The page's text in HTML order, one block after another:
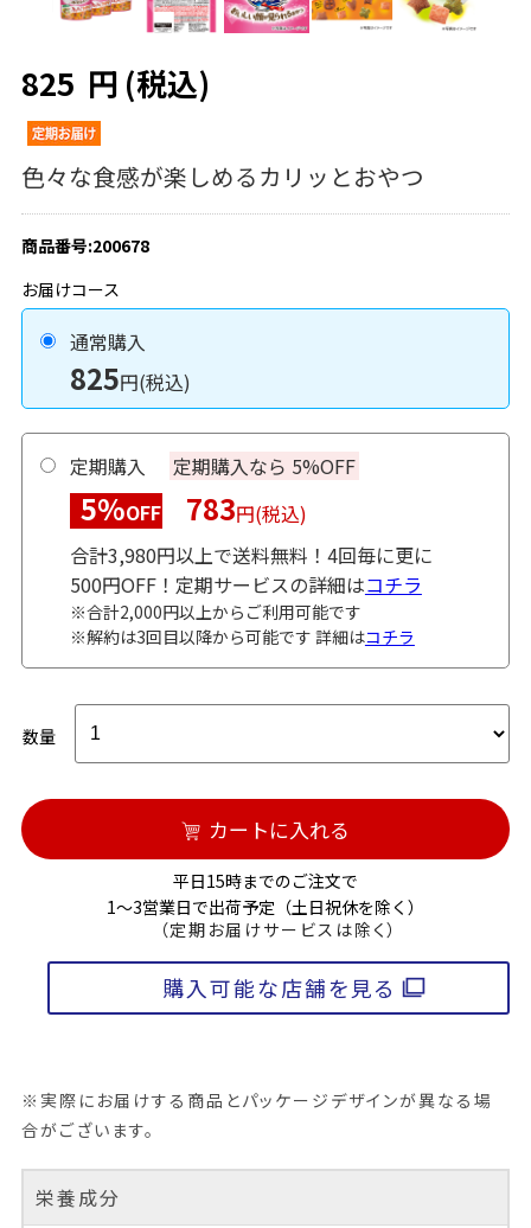
825 円 (税込)
色々な食感が楽しめるカリッとおやつ
商品番号:200678
お届けコース
通常購入
825円(税込)
定期購入 定期購入なら 5%OFF
5%OFF 783円(税込)
合計3,980円以上で送料無料！4回毎に更に
500円OFF！定期サービスの詳細はコチラ
※合計2,000円以上からご利用可能です
※解約は3回目以降から可能です 詳細はコチラ
数量
カートに入れる
平日15時までのご注文で
1～3営業日で出荷予定（土日祝休を除く）
（定期お届けサービスは除く）
購入可能な店舗を見る
※実際にお届けする商品とパッケージデザインが異なる場
合がございます。
栄養成分